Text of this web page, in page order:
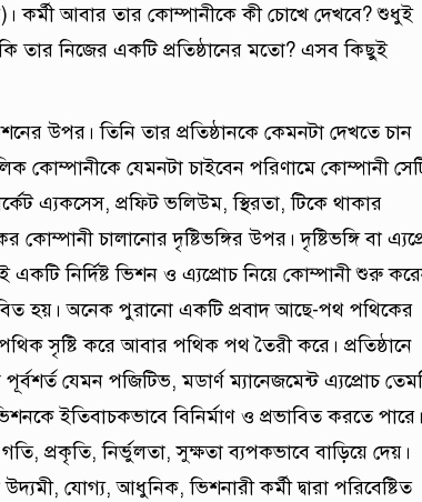
কর্মী আবার তার কোম্পানীকে কী চোখে দেখবে? শুধুই
তার নিজের একটি প্রতিষ্ঠানের মতো? এসব কিছুই
উপর। তিনি তার প্রতিষ্ঠানকে কেমনটা দেখতে চান
কোম্পানীকে যেমনটা চাইবেন পরিণামে কোম্পানী
এ্যকসেস, প্রফিট ভলিউম, স্থিরতা, টিকে থাকার
চালানোর দৃষ্টিভঙ্গির উপর। দৃষ্টিভঙ্গি বা
নির্দিষ্ট ভিশন ও এ্যপ্রোচ নিয়ে কোম্পানী শুরু
হয়। অনেক পুরানো একটি প্রবাদ আছে-পথ পথিকের
সৃষ্টি করে আবার পথিক পথ তৈরী করে। প্রতিষ্ঠানে
যেমন পজিটিভ, মডার্ণ ম্যানেজমেন্ট এ্যপ্রোচ
ইতিবাচকভাবে বিনির্মাণ ও প্রভাবিত করতে পারে।
প্রকৃতি, নির্ভুলতা, সুক্ষতা ব্যপকভাবে বাড়িয়ে দেয়।
যোগ্য, আধুনিক, ভিশনারী কর্মী দ্বারা পরিবেষ্টিত